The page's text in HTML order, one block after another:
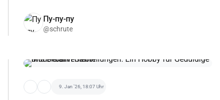
Пу-пу-пу
@schrute
9. Jan '26, 18:07 Uhr